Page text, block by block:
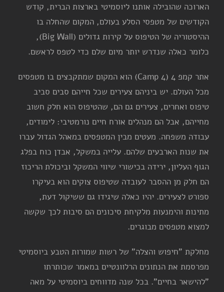
הארוכה שהובילה אותנו ליוסמיטי בארצות הברית, קודש
הקודשים של מטפסי הסלע בעולם, המקום שהחלה בו
ההיסטוריה של הטיפוס על קירות גדולים (Big Wall),
כלומר כאלה שנדרש יותר מיום שלם כדי לטפס לראשם.
אתר קמפ 4 (Camp 4) הוא המקום שמתקבצים בו מטפסים
מכל העולם. יש ביניהם צעירים שכל חייהם סבים סביב
טיפוס ואחרים, צעירים גם הם, שהטיפוס הוא חלק חשוב
מחייהם, אבל הם מנהלים אורח חיים נורמטיבי: לימודים,
עבודה משפחה. מעטים מבין המטפסים במאהל הגדול עברו
את שנות הארבעים שלהם. עלייה במשקל, אבדן כוח בפלג
הגוף העליון, ירידה בכישורי שיווי המשקל וביכולת הריכוז
הם חלק מן ההסבר לעובדה שטיפוס צוקים הוא בעיקרו
ספורט לצעירים. יהיו כאלה שיגידו גם ששיקול דעת,
מתינות והימנעות מלקיחת סיכונים הם סיבות לכך שקשה
למצוא מטפסים מבוגרים.
מחלקת "חיפוש והצלה" של רשות שמורות הטבע ביוסמיטי
מפרסמת את הנתונים הרלוונטיים במאמר שכותרתו
"להישאר בחיים". בכל שנה מדווחים ביוסמיטי על מאה